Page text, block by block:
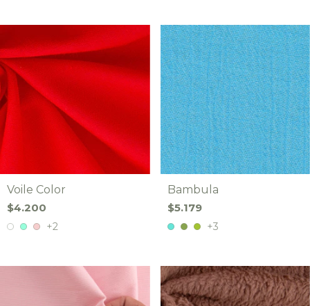
Voile Color
$4.200
+2
Bambula
$5.179
+3